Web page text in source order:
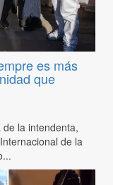
es más
que
la intendenta,
de la